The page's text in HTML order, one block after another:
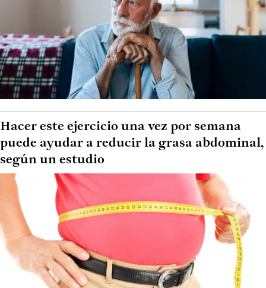
Hacer este ejercicio una vez por semana
puede ayudar a reducir la grasa abdominal,
según un estudio